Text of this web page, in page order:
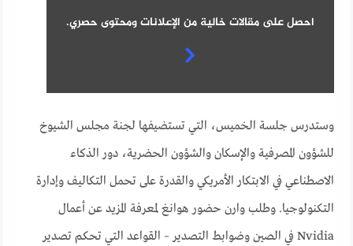
احصل على مقالات خالية من الإعلانات ومحتوى حصري.
وستدرس جلسة الخميس، التي تستضيفها لجنة مجلس الشيوخ
للشؤون المصرفية والإسكان والشؤون الحضرية، دور الذكاء
الاصطناعي في الابتكار الأمريكي والقدرة على تحمل التكاليف وإدارة
التكنولوجيا. وطلب وارن حضور هوانغ لمعرفة المزيد عن أعمال
Nvidia في الصين وضوابط التصدير – القواعد التي تحكم تصدير